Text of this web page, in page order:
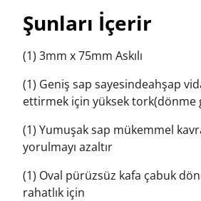
Şunları İçerir
(1) 3mm x 75mm Askılı
(1) Geniş sap sayesindeahşap
ettirmek için yüksek tork(dönme
(1) Yumuşak sap mükemmel
yorulmayı azaltır
(1) Oval pürüzsüz kafa çabuk
rahatlık için